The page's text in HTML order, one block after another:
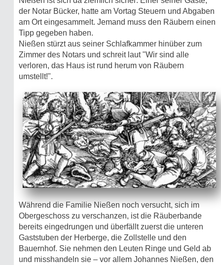
der Notar Bücker, hatte am Vortag Steuern und Abgaben
am Ort eingesammelt. Jemand muss den Räubern einen
Tipp gegeben haben.
Nießen stürzt aus seiner Schlafkammer hinüber zum
Zimmer des Notars und schreit laut "Wir sind alle
verloren, das Haus ist rund herum von Räubern
umstellt!".
Während die Familie Nießen noch versucht, sich im
Obergeschoss zu verschanzen, ist die Räuberbande
bereits eingedrungen und überfällt zuerst die unteren
Gaststuben der Herberge, die Zollstelle und den
Bauernhof. Sie nehmen den Leuten Ringe und Geld ab
und misshandeln sie – vor allem Johannes Nießen, den